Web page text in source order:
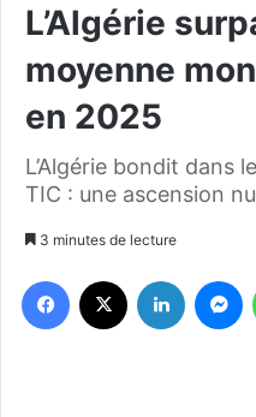
L’Algérie
moyenne
en 2025
L’Algérie bondit dans
TIC : une ascension
3 minutes de lecture